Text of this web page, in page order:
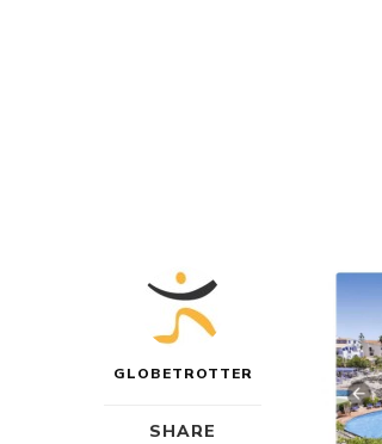
GLOBETROTTER
SHARE